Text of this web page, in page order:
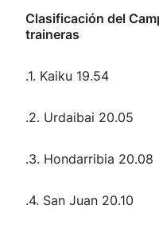
Clasificación del
traineras
.1. Kaiku 19.54
.2. Urdaibai 20.05
.3. Hondarribia 20.08
.4. San Juan 20.10